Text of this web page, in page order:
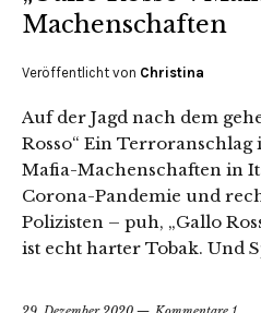
Machenschaften
Veröffentlicht von Christina
Auf der Jagd nach dem
Rosso“ Ein Terroranschlag
Mafia-Machenschaften in
Corona-Pandemie und
Polizisten – puh, „Gallo
ist echt harter Tobak. Und